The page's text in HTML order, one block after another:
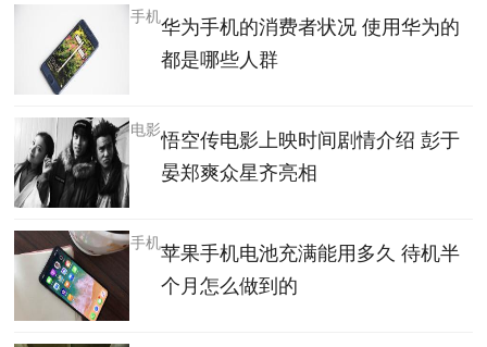
华为手机的消费者状况 使用华为的
都是哪些人群
手机
悟空传电影上映时间剧情介绍 彭于
晏郑爽众星齐亮相
电影
苹果手机电池充满能用多久 待机半
个月怎么做到的
手机